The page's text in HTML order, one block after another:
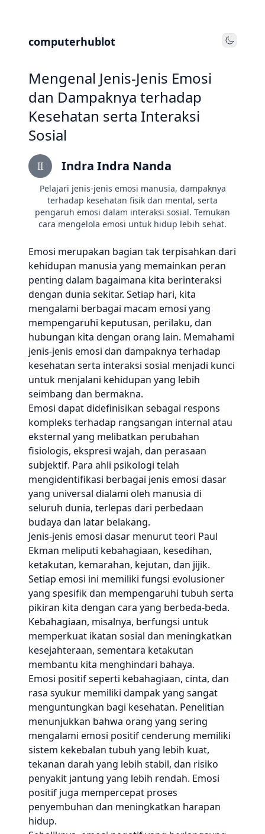
computerhublot Toggle
Mengenal Jenis-Jenis Emosi
dan Dampaknya terhadap
Kesehatan serta Interaksi
Sosial
II Indra Indra Nanda
Pelajari jenis-jenis emosi manusia, dampaknya
terhadap kesehatan fisik dan mental, serta
pengaruh emosi dalam interaksi sosial. Temukan
cara mengelola emosi untuk hidup lebih sehat.
Emosi merupakan bagian tak terpisahkan dari
kehidupan manusia yang memainkan peran
penting dalam bagaimana kita berinteraksi
dengan dunia sekitar. Setiap hari, kita
mengalami berbagai macam emosi yang
mempengaruhi keputusan, perilaku, dan
hubungan kita dengan orang lain. Memahami
jenis-jenis emosi dan dampaknya terhadap
kesehatan serta interaksi sosial menjadi kunci
untuk menjalani kehidupan yang lebih
seimbang dan bermakna.
Emosi dapat didefinisikan sebagai respons
kompleks terhadap rangsangan internal atau
eksternal yang melibatkan perubahan
fisiologis, ekspresi wajah, dan perasaan
subjektif. Para ahli psikologi telah
mengidentifikasi berbagai jenis emosi dasar
yang universal dialami oleh manusia di
seluruh dunia, terlepas dari perbedaan
budaya dan latar belakang.
Jenis-jenis emosi dasar menurut teori Paul
Ekman meliputi kebahagiaan, kesedihan,
ketakutan, kemarahan, kejutan, dan jijik.
Setiap emosi ini memiliki fungsi evolusioner
yang spesifik dan mempengaruhi tubuh serta
pikiran kita dengan cara yang berbeda-beda.
Kebahagiaan, misalnya, berfungsi untuk
memperkuat ikatan sosial dan meningkatkan
kesejahteraan, sementara ketakutan
membantu kita menghindari bahaya.
Emosi positif seperti kebahagiaan, cinta, dan
rasa syukur memiliki dampak yang sangat
menguntungkan bagi kesehatan. Penelitian
menunjukkan bahwa orang yang sering
mengalami emosi positif cenderung memiliki
sistem kekebalan tubuh yang lebih kuat,
tekanan darah yang lebih stabil, dan risiko
penyakit jantung yang lebih rendah. Emosi
positif juga mempercepat proses
penyembuhan dan meningkatkan harapan
hidup.